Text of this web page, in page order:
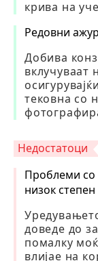
крива на
Редовни
Добива
вклучуваат
тековна со
Недостатоци
Проблеми со
низок степен
доведе до
помалку
влијае на